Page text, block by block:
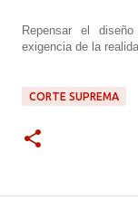
Repensar el
exigencia de la
CORTE SUPREMA